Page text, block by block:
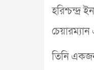
হরিশ্চন্দ্র
তিনি